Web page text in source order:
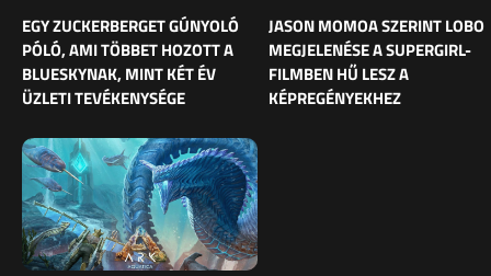
EGY ZUCKERBERGET GÚNYOLÓ
PÓLÓ, AMI TÖBBET HOZOTT A
BLUESKYNAK, MINT KÉT ÉV
ÜZLETI TEVÉKENYSÉGE
JASON MOMOA SZERINT LOBO
MEGJELENÉSE A SUPERGIRL-
FILMBEN HŰ LESZ A
KÉPREGÉNYEKHEZ